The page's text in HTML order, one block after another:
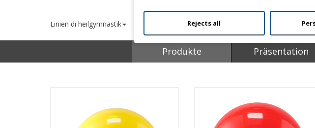
Linien di heilgymnastik
Produkte Präsentation
Rejects all